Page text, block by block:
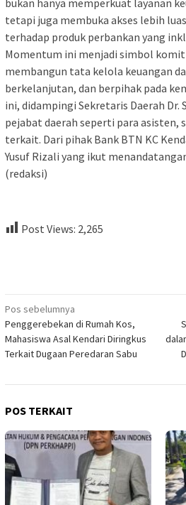
tetapi juga membuka akses lebih
terhadap produk perbankan yang
Momentum ini menjadi simbol
membangun tata kelola keuangan
berkelanjutan, dan berpihak pada
ini, didampingi Sekretaris Daerah Dr.
pejabat daerah seperti para asisten,
terkait. Dari pihak Bank BTN KC
Yusuf Rizali yang ikut
(redaksi)
Post Views: 2,265
Navigasi
pos
Pos sebelumnya
Penggerebekan di Rumah Kos,
Mahasiswa Asal Kendari Diringkus
Terkait Dugaan Peredaran Sabu
POS TERKAIT